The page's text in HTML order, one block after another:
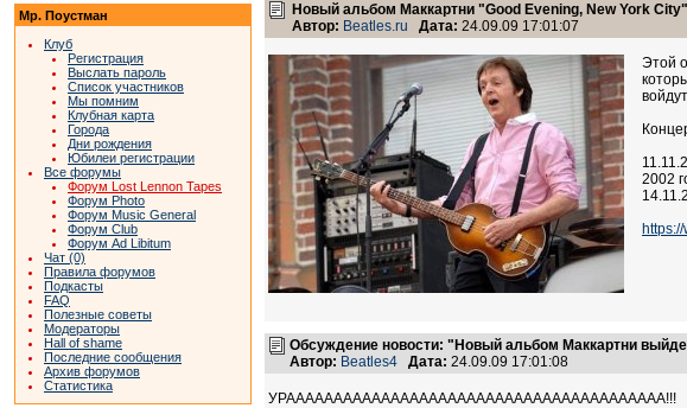
Мр. Поустман
Клуб
Регистрация
Выслать пароль
Список участников
Мы помним
Клубная карта
Города
Дни рождения
Юбилеи регистрации
Все форумы
Форум Lost Lennon Tapes
Форум Photo
Форум Music General
Форум Club
Форум Ad Libitum
Чат (0)
Правила форумов
Подкасты
FAQ
Полезные советы
Модераторы
Hall of shame
Последние сообщения
Архив форумов
Статистика
Новый альбом Маккартни "Good Evening, New York
Автор: Beatles.ru Дата: 24.09.09 17:01:07
Этой
2002
Обсуждение новости: "Новый альбом Маккартни
Автор: Beatles4 Дата: 24.09.09 17:01:08
УРАААААААААААААААААААААААААААААААААААААААА!!!